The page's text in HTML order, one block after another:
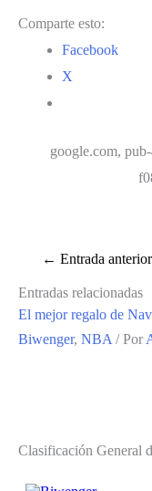
Comparte esto:
Facebook
X
google.com,
← Entrada anterior
Entradas relacionadas
El mejor regalo de
Biwenger, NBA / Por
Clasificación General